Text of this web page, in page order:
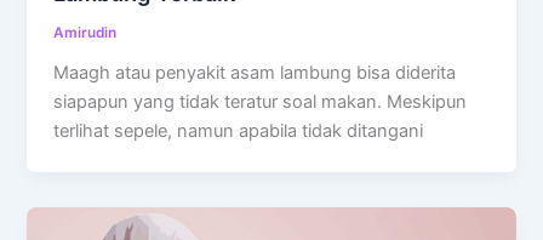
Amirudin
Maagh atau penyakit asam lambung bisa diderita
siapapun yang tidak teratur soal makan. Meskipun
terlihat sepele, namun apabila tidak ditangani